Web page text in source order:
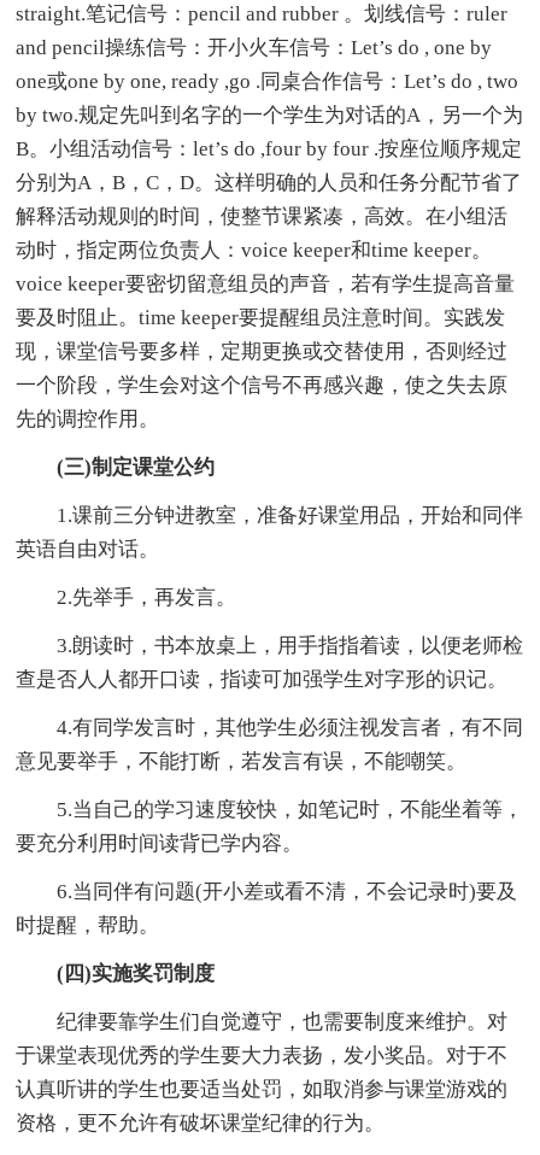
straight.笔记信号：pencil and rubber 。划线信号：ruler
and pencil操练信号：开小火车信号：Let’s do , one by
one或one by one, ready ,go .同桌合作信号：Let’s do , two
by two.规定先叫到名字的一个学生为对话的A，另一个为
B。小组活动信号：let’s do ,four by four .按座位顺序规定
分别为A，B，C，D。这样明确的人员和任务分配节省了
解释活动规则的时间，使整节课紧凑，高效。在小组活
动时，指定两位负责人：voice keeper和time keeper。
voice keeper要密切留意组员的声音，若有学生提高音量
要及时阻止。time keeper要提醒组员注意时间。实践发
现，课堂信号要多样，定期更换或交替使用，否则经过
一个阶段，学生会对这个信号不再感兴趣，使之失去原
先的调控作用。
(三)制定课堂公约
1.课前三分钟进教室，准备好课堂用品，开始和同伴
英语自由对话。
2.先举手，再发言。
3.朗读时，书本放桌上，用手指指着读，以便老师检
查是否人人都开口读，指读可加强学生对字形的识记。
4.有同学发言时，其他学生必须注视发言者，有不同
意见要举手，不能打断，若发言有误，不能嘲笑。
5.当自己的学习速度较快，如笔记时，不能坐着等，
要充分利用时间读背已学内容。
6.当同伴有问题(开小差或看不清，不会记录时)要及
时提醒，帮助。
(四)实施奖罚制度
纪律要靠学生们自觉遵守，也需要制度来维护。对
于课堂表现优秀的学生要大力表扬，发小奖品。对于不
认真听讲的学生也要适当处罚，如取消参与课堂游戏的
资格，更不允许有破坏课堂纪律的行为。